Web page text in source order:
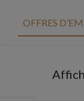
OFFRES